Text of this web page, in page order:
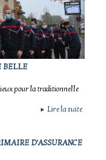
BELLE
pour la traditionnelle
► Lire la suite
D'ASSURANCE